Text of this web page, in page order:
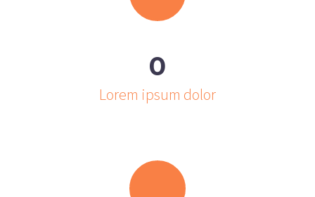
0
Lorem ipsum dolor